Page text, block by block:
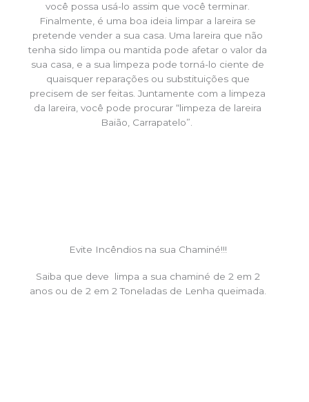
você possa usá-lo assim que você terminar.
Finalmente, é uma boa ideia limpar a lareira se
pretende vender a sua casa. Uma lareira que não
tenha sido limpa ou mantida pode afetar o valor da
sua casa, e a sua limpeza pode torná-lo ciente de
quaisquer reparações ou substituições que
precisem de ser feitas. Juntamente com a limpeza
da lareira, você pode procurar “limpeza de lareira
Baião, Carrapatelo”.
Evite Incêndios na sua Chaminé!!!
Saiba que deve limpa a sua chaminé de 2 em 2
anos ou de 2 em 2 Toneladas de Lenha queimada.